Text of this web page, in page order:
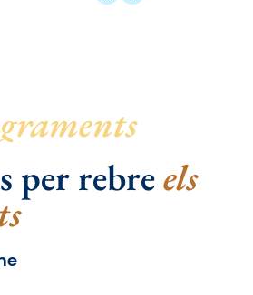
per rebreels